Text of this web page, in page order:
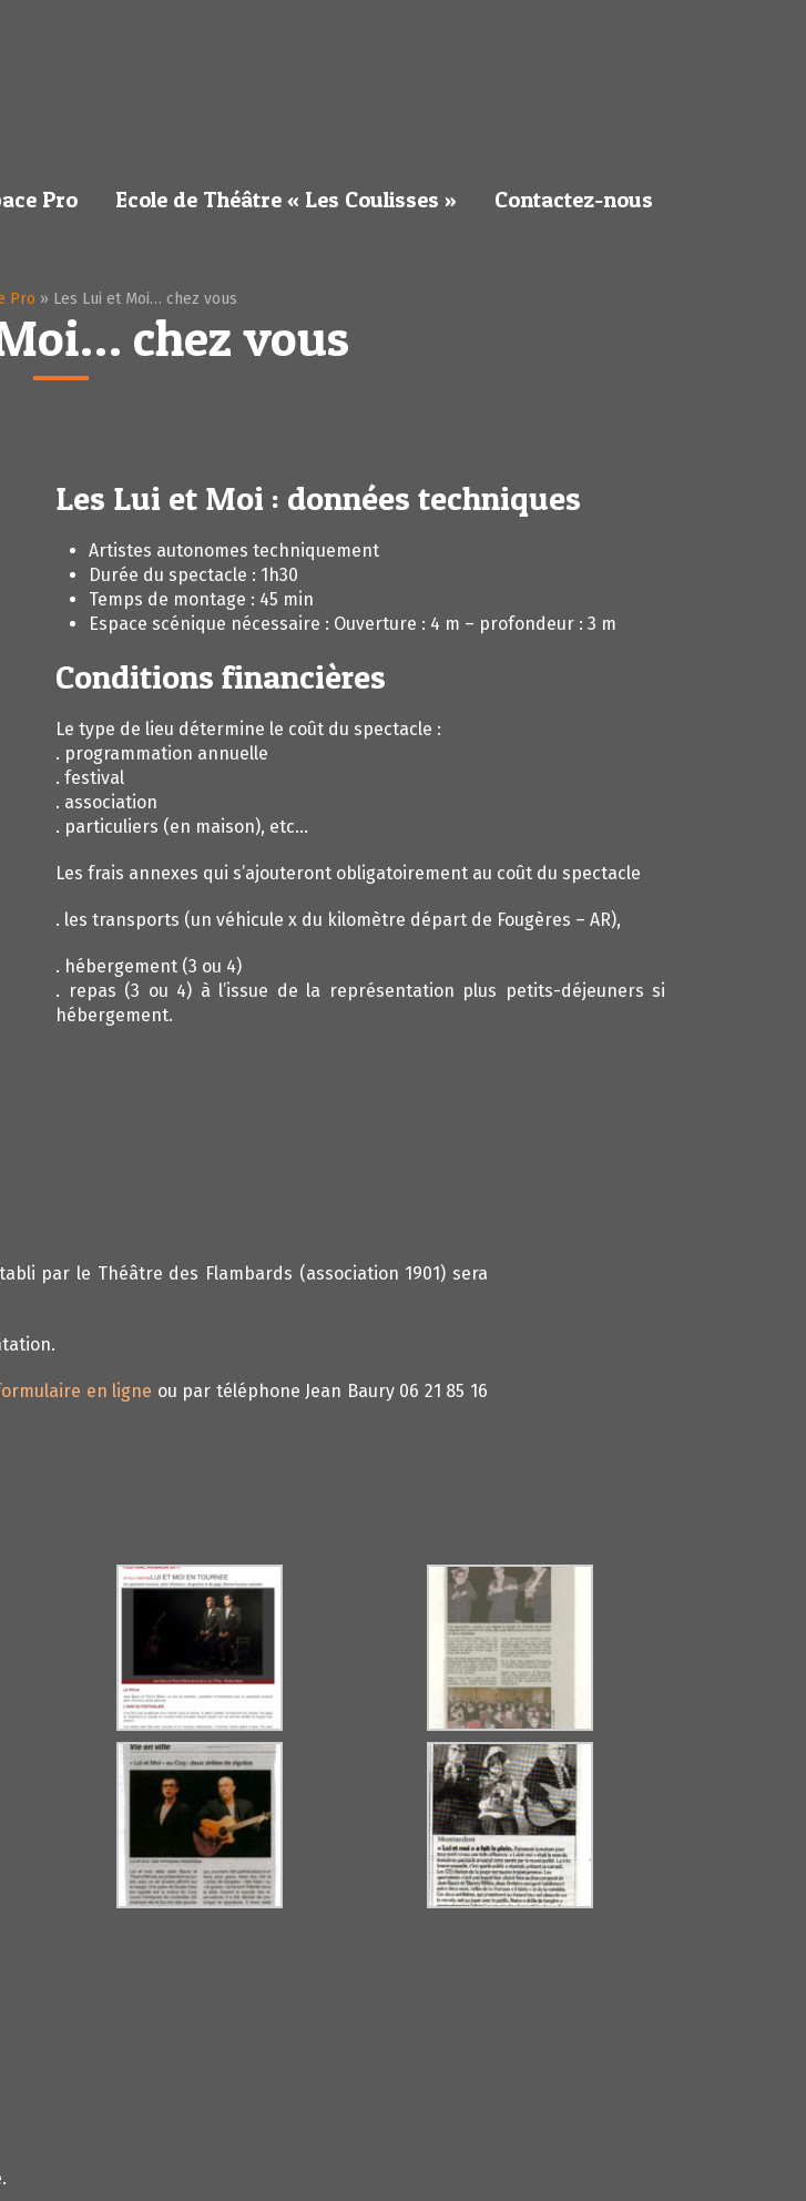
Pro Ecole de Théâtre « Les Coulisses » Contactez-nous
Pro » Les Lui et Moi… chez vous
chez vous
Les Lui et Moi : données techniques
Artistes autonomes techniquement
Durée du spectacle : 1h30
Temps de montage : 45 min
Espace scénique nécessaire : Ouverture : 4 m – profondeur : 3 m
Conditions financières
Le type de lieu détermine le coût du spectacle :
. programmation annuelle
. festival
. association
. particuliers (en maison), etc…
Les frais annexes qui s’ajouteront obligatoirement au coût du spectacle
. les transports (un véhicule x du kilomètre départ de Fougères – AR),
. hébergement (3 ou 4)
. repas (3 ou 4) à l’issue de la représentation plus petits-déjeuners si
hébergement.
par le Théâtre des Flambards (association 1901) sera
en ligne ou par téléphone Jean Baury 06 21 85 16